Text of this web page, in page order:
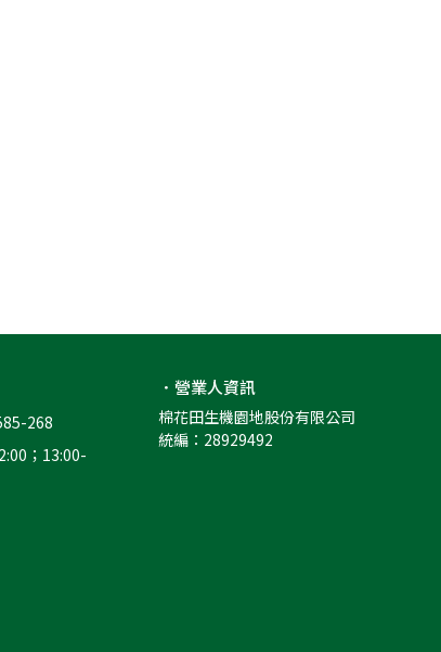
268
；13:00-
．營業人資訊
棉花田生機園地股份有限公司
統編：28929492